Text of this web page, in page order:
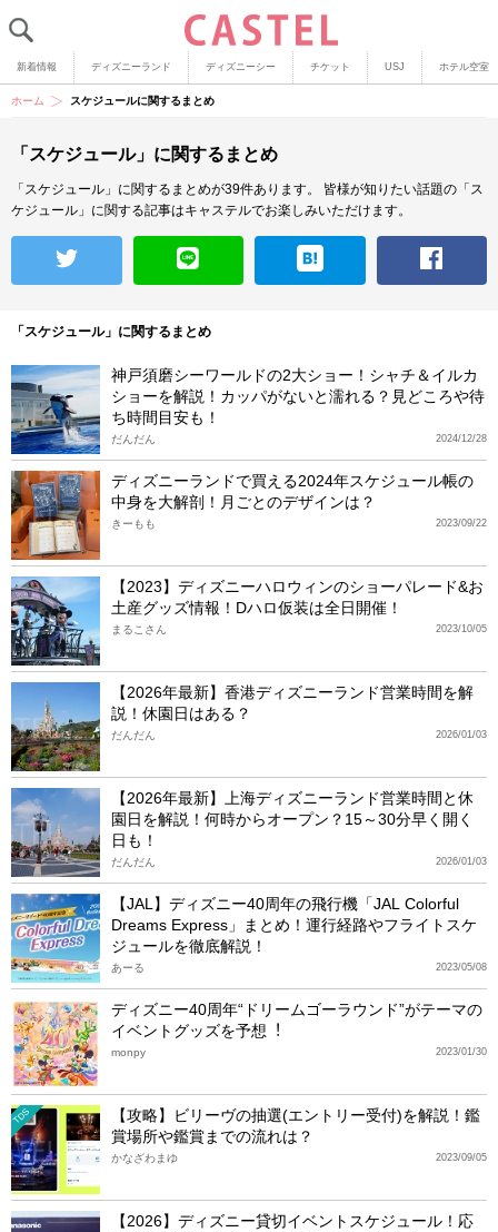
新着情報 ディズニーランド ディズニーシー チケット USJ ホテル空室
ホーム スケジュールに関するまとめ
「スケジュール」に関するまとめ
「スケジュール」に関するまとめが39件あります。
皆様が知りたい話題の「ス
ケジュール」に関する記事はキャステルでお楽しみいただけます。
「スケジュール」に関するまとめ
神戸須磨シーワールドの2大ショー！シャチ＆イルカ
ショーを解説！カッパがないと濡れる？見どころや待
ち時間目安も！
2024/12/28
だんだん
ディズニーランドで買える2024年スケジュール帳の
中身を大解剖！月ごとのデザインは？
2023/09/22
きーもも
【2023】ディズニーハロウィンのショーパレード&お
土産グッズ情報！Dハロ仮装は全日開催！
2023/10/05
まるこさん
【2026年最新】香港ディズニーランド営業時間を解
説！休園日はある？
2026/01/03
だんだん
【2026年最新】上海ディズニーランド営業時間と休
園日を解説！何時からオープン？15～30分早く開く
日も！
2026/01/03
だんだん
【JAL】ディズニー40周年の飛行機「JAL Colorful
Dreams Express」まとめ！運行経路やフライトスケ
ジュールを徹底解説！
2023/05/08
あーる
ディズニー40周年“ドリームゴーラウンド”がテーマの
イベントグッズを予想︕
2023/01/30
monpy
TDS
【攻略】ビリーヴの抽選(エントリー受付)を解説！鑑
賞場所や鑑賞までの流れは？
2023/09/05
かなざわまゆ
【2026】ディズニー貸切イベントスケジュール！応